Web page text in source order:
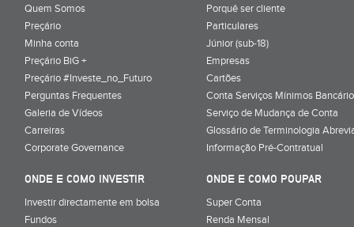
Quem Somos
Preçário
Minha conta
Preçário BiG +
Preçário #Investe_no_Futuro
Perguntas Frequentes
Galeria de Vídeos
Carreiras
Corporate Governance
Porquê ser cliente
Particulares
Júnior (sub-18)
Empresas
Cartões
Conta Serviços Mínimos
Serviço de Mudança de Conta
Glossário de Terminologia
Informação Pré-Contratual
ONDE E COMO INVESTIR
Investir directamente em bolsa
Fundos
ONDE E COMO POUPAR
Super Conta
Renda Mensal